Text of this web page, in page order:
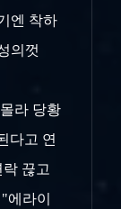
엔 착하
의껏
라 당황
다고 연
끊고
라이